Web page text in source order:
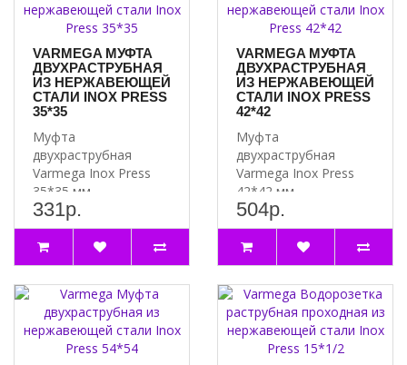
VARMEGA МУФТА
ДВУХРАСТРУБНАЯ
ИЗ НЕРЖАВЕЮЩЕЙ
СТАЛИ INOX PRESS
35*35
Муфта
двухраструбная
Varmega Inox Press
35*35 мм
используется для
соединения труб
равных диаметров. ..
331р.
VARMEGA МУФТА
ДВУХРАСТРУБНАЯ
ИЗ НЕРЖАВЕЮЩЕЙ
СТАЛИ INOX PRESS
42*42
Муфта
двухраструбная
Varmega Inox Press
42*42 мм
используется для
соединения труб
равных диаметров. ..
504р.